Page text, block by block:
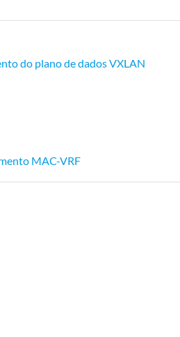
do plano de dados VXLAN
MAC-VRF